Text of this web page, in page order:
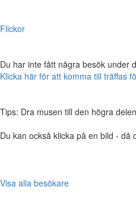
Flickor
Du har inte fått några besök under
Klicka här för att komma till träffas
Tips: Dra musen till den högra
Du kan också klicka på en bild -
Visa alla besökare